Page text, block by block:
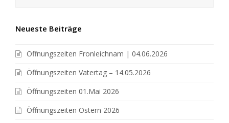
Neueste Beiträge
Öffnungszeiten Fronleichnam | 04.06.2026
Öffnungszeiten Vatertag – 14.05.2026
Öffnungszeiten 01.Mai 2026
Öffnungszeiten Ostern 2026